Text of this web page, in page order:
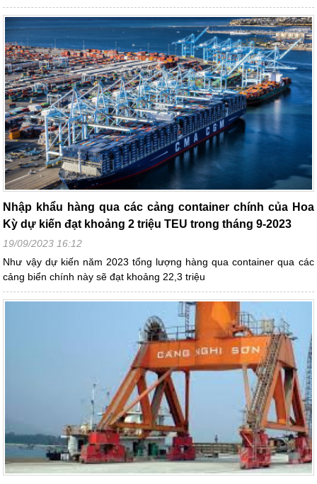
Nhập khẩu hàng qua các cảng container chính của Hoa
Kỳ dự kiến đạt khoảng 2 triệu TEU trong tháng 9-2023
19/09/2023 16:12
Như vậy dự kiến năm 2023 tổng lượng hàng qua container qua các
cảng biển chính này sẽ đạt khoảng 22,3 triệu